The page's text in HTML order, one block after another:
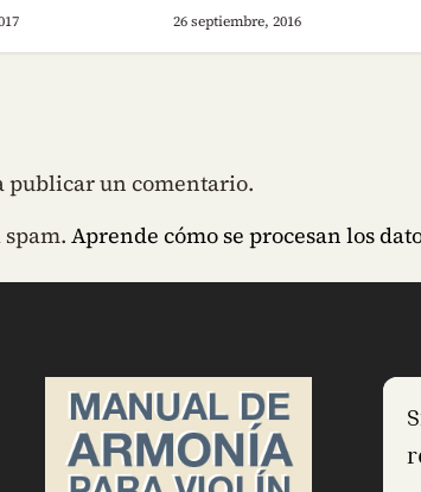
26 septiembre, 2016
publicar un comentario.
spam.Aprende cómo se procesan los